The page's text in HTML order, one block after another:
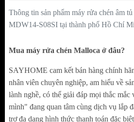
Độ ồn thấp, vận hành êm ái
Thông tin sản phẩm máy rửa chén âm
MDW14-S08SI tại thành phố Hồ Chí
Mua máy rửa chén Malloca ở đâu?
SAYHOME cam kết bán hàng chính
nhân viên chuyên nghiệp, am hiểu về
lành nghề, có thể giải đáp mọi thắc mắc
mình" đang quan tâm cùng dịch vụ lắp
trợ đa dạng hình thức thanh toán đặc